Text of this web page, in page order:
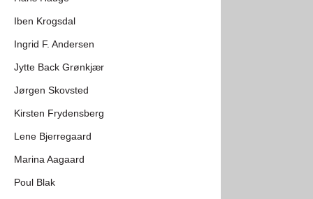
Iben Krogsdal
Ingrid F. Andersen
Jytte Back Grønkjær
Jørgen Skovsted
Kirsten Frydensberg
Lene Bjerregaard
Marina Aagaard
Poul Blak